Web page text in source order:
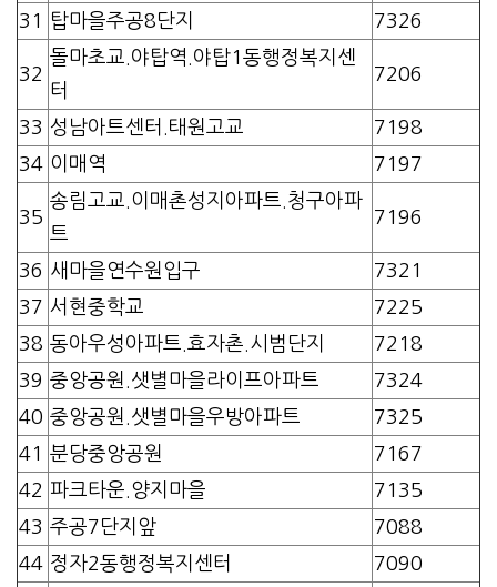
31 탑마을주공8단지 7326
32
돌마초교.야탑역.야탑1동행정복지센
터
7206
33 성남아트센터.태원고교
7198
34 이매역 7197
35
송림고교.이매촌성지아파트.청구아파
트
7196
36 새마을연수원입구
7321
37 서현중학교
7225
38 동아우성아파트.효자촌.시범단지
7218
39 중앙공원.샛별마을라이프아파트
7324
40 중앙공원.샛별마을우방아파트
7325
41
분당중앙공원
7167
42 파크타운.양지마을
7135
43 주공7단지앞
7088
44 정자2동행정복지센터
7090